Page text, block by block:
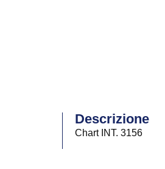
Descrizione
Chart INT. 3156